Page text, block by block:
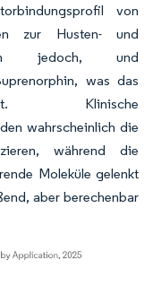
von
zur Husten- und
jedoch, und
was das
Klinische
wahrscheinlich die
während die
Moleküle gelenkt
aber berechenbar